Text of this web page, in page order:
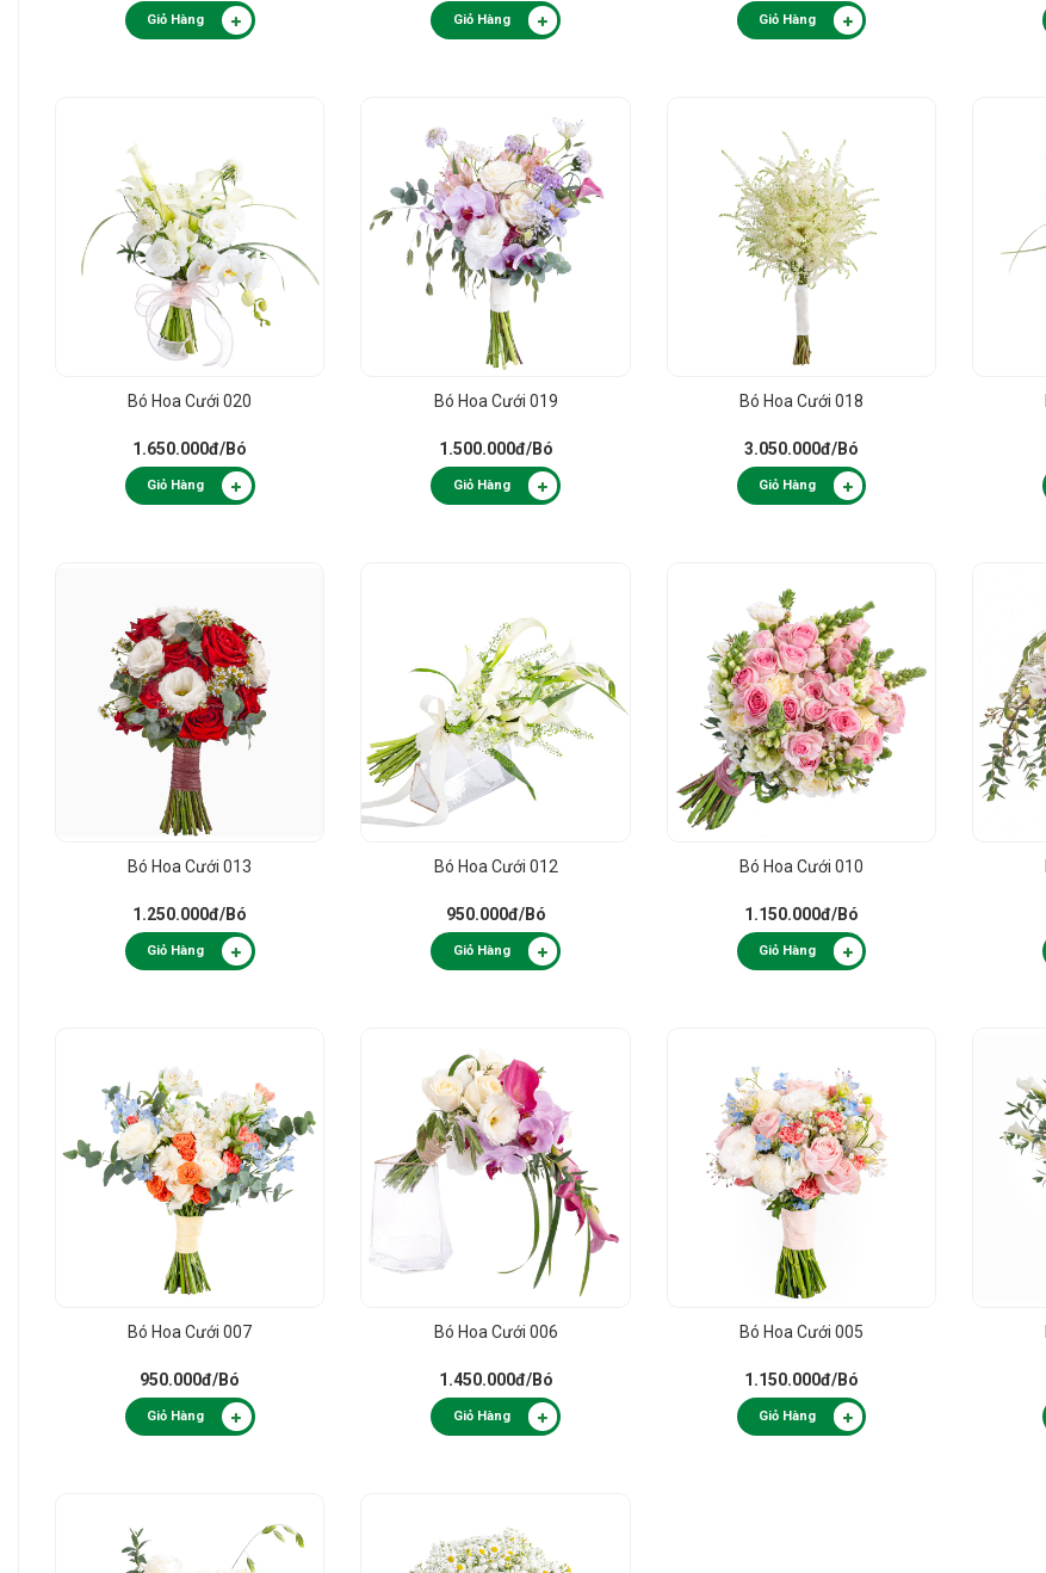
Giỏ Hàng Giỏ Hàng Giỏ Hàng
Bó Hoa Cưới 020
1.650.000đ/Bó
Giỏ Hàng
Bó Hoa Cưới 019
1.500.000đ/Bó
Giỏ Hàng
Bó Hoa Cưới 018
3.050.000đ/Bó
Giỏ Hàng
Bó Hoa Cưới 013
1.250.000đ/Bó
Giỏ Hàng
Bó Hoa Cưới 012
950.000đ/Bó
Giỏ Hàng
Bó Hoa Cưới 010
1.150.000đ/Bó
Giỏ Hàng
Bó Hoa Cưới 007
950.000đ/Bó
Giỏ Hàng
Bó Hoa Cưới 006
1.450.000đ/Bó
Giỏ Hàng
Bó Hoa Cưới 005
1.150.000đ/Bó
Giỏ Hàng